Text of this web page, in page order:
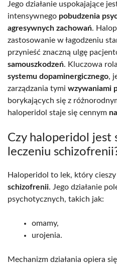
Jego działanie uspokajające
intensywnego pobudzenia
agresywnych zachowań.
zastosowanie w łagodzeniu
przynieść znaczną ulgę
samouszkodzeń. Kluczowa
systemu dopaminergicznego,
zarządzania tymi wzywaniami
borykających się z
haloperidol staje się cennym
Czy haloperidol jest
leczeniu
Haloperidol to lek, który
schizofrenii. Jego działanie
psychotycznych, takich jak:
omamy,
urojenia.
Mechanizm działania opiera